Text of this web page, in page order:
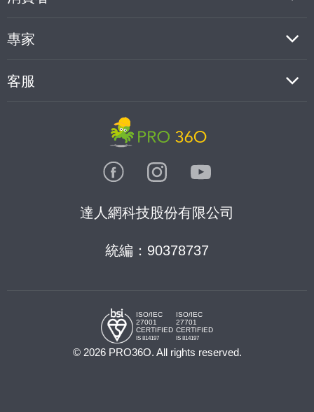
專家
客服
達人網科技股份有限公司
統編：90378737
ISO/IEC
27001
CERTIFIED
IS 814197
ISO/IEC
27701
CERTIFIED
IS 814197
© 2026 PRO36O. All rights reserved.